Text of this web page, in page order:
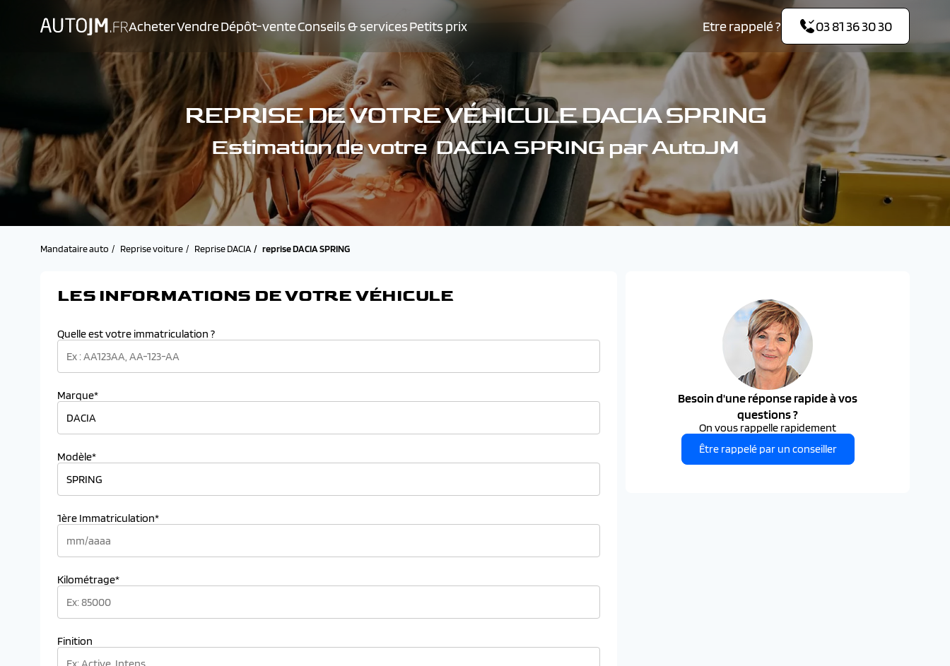
AcheterVendreDépôt-venteConseils & servicesPetits prix Etre rappelé ? 03 81 36 30 30
REPRISE DE VOTRE VÉHICULE DACIA SPRING
Estimation de votre DACIA SPRING par AutoJM
Mandataire auto Reprise voiture Reprise DACIA reprise DACIA SPRING
LES INFORMATIONS DE VOTRE VÉHICULE
Quelle est votre immatriculation ?
Marque*
Modèle*
1ère Immatriculation*
Kilométrage*
Finition
Besoin d'une réponse rapide à vos
questions ?
On vous rappelle rapidement
Être rappelé par un conseiller